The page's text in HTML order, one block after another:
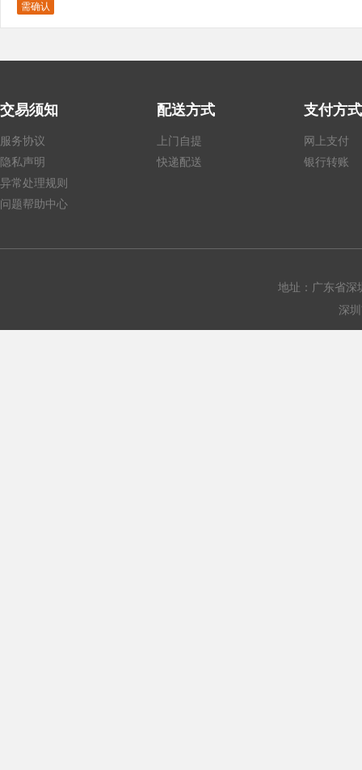
需确认
交易须知
服务协议
隐私声明
异常处理规则
问题帮助中心
配送方式
上门自提
快递配送
支付方式
网上支付
银行转账
地址：广东省深
深